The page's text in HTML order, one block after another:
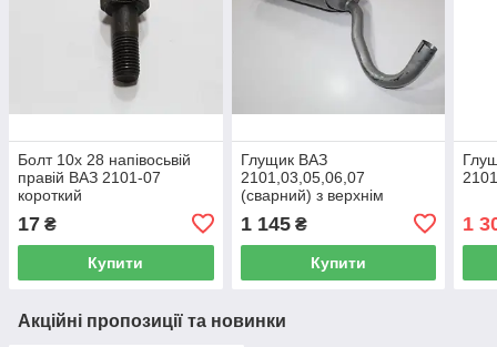
Болт 10х 28 напівосьвій
правій ВАЗ 2101-07
короткий
17 ₴
Купити
Глущик ВАЗ
2101,03,05,06,07
(сварний) з верхнім
1 145₴
Купити
1
Акційні пропозиції та новинки